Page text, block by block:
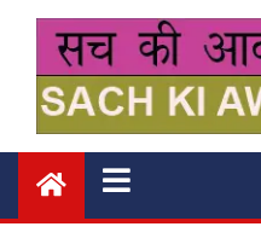
content
सच की आवाज